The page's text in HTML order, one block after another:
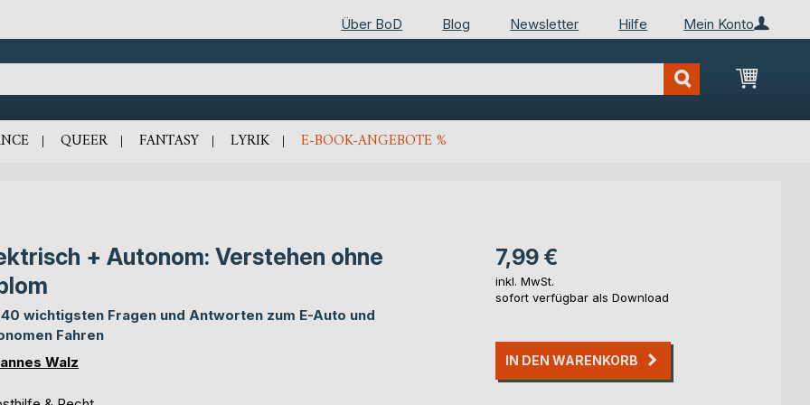
Mein Konto
Über BoD Blog Newsletter Hilfe
Mein
QUEER FANTASY LYRIK E-BOOK-ANGEBOTE %
+ Autonom: Verstehen ohne
wichtigsten Fragen und Antworten zum E-Auto und
Fahren
Walz
7,99 €
inkl. MwSt.
sofort verfügbar als Download
IN DEN WARENKORB